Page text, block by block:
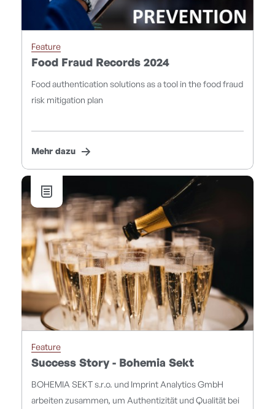
Feature
Food Fraud Records 2024
Food authentication solutions as a tool in the food fraud
risk mitigation plan
Mehr dazu
Feature
Success Story - Bohemia Sekt
BOHEMIA SEKT s.r.o. und Imprint Analytics GmbH
arbeiten zusammen, um Authentizität und Qualität bei